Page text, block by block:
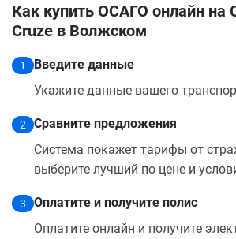
Как купить ОСАГО онлайн на
Cruze в Волжском
1
Введите данные
Укажите данные вашего
2
Сравните предложения
Система покажет тарифы от
выберите лучший по цене и
3
Оплатите и получите полис
Оплатите онлайн и получите